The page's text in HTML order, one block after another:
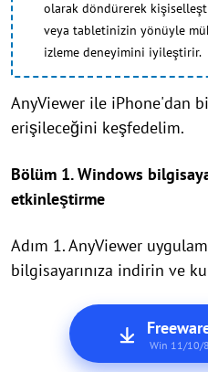
olarak döndürerek
veya tabletinizin yönüyle
izleme deneyimini iyileştirir.
AnyViewer ile iPhone'dan
erişileceğini keşfedelim.
Bölüm 1. Windows
etkinleştirme
Adım 1. AnyViewer
bilgisayarınıza indirin ve
Win 11/10/